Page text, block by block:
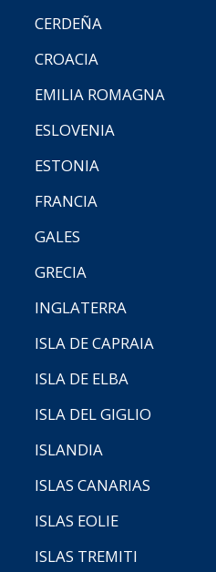
CERDEÑA
CROACIA
EMILIA ROMAGNA
ESLOVENIA
ESTONIA
FRANCIA
GALES
GRECIA
INGLATERRA
ISLA DE CAPRAIA
ISLA DE ELBA
ISLA DEL GIGLIO
ISLANDIA
ISLAS CANARIAS
ISLAS EOLIE
ISLAS TREMITI